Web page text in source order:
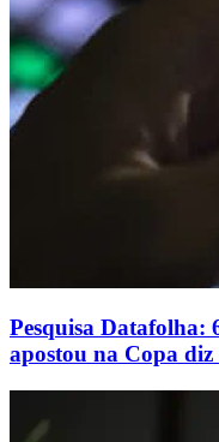
Pesquisa Datafolha:
apostou na Copa